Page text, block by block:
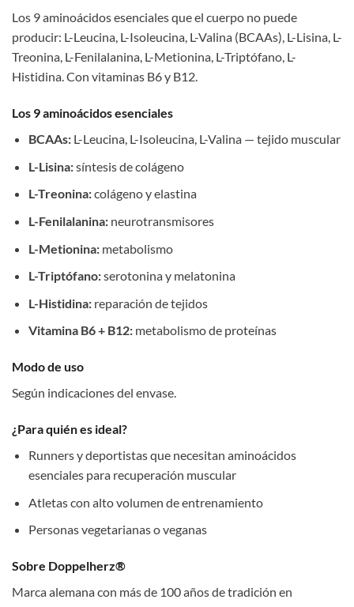
Los 9 aminoácidos esenciales que el cuerpo no puede
producir: L-Leucina, L-Isoleucina, L-Valina (BCAAs), L-Lisina, L-
Treonina, L-Fenilalanina, L-Metionina, L-Triptófano, L-
Histidina. Con vitaminas B6 y B12.
Los 9 aminoácidos esenciales
BCAAs:L-Leucina, L-Isoleucina, L-Valina — tejido muscular
L-Lisina:síntesis de colágeno
L-Treonina:colágeno y elastina
L-Fenilalanina:neurotransmisores
L-Metionina:metabolismo
L-Triptófano:serotonina y melatonina
L-Histidina:reparación de tejidos
Vitamina B6 + B12:metabolismo de proteínas
Modo de uso
Según indicaciones del envase.
¿Para quién es ideal?
Runners y deportistas que necesitan aminoácidos
esenciales para recuperación muscular
Atletas con alto volumen de entrenamiento
Personas vegetarianas o veganas
Sobre Doppelherz®
Marca alemana con más de 100 años de tradición en